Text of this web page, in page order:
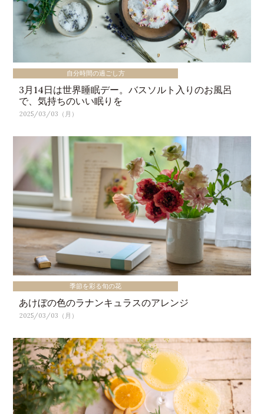
自分時間の過ごし方
3月14日は世界睡眠デー。バスソルト入りのお風呂
で、気持ちのいい眠りを
2025/03/03（月）
季節を彩る旬の花
あけぼの色のラナンキュラスのアレンジ
2025/03/03（月）